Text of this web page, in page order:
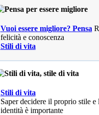
Vuoi essere migliore? Pensa
felicità e conoscenza
Stili di vita
Stili di vita
Saper decidere il proprio stile e
identità è importante